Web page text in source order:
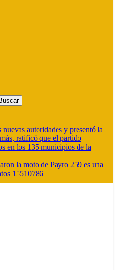
autoridades y presentó la
ratificó que el partido
en los 135 municipios de la
la moto de Payro 259 es una
15510786